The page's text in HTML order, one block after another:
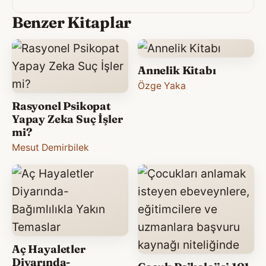
Benzer Kitaplar
Rasyonel Psikopat
Yapay Zeka Suç İşler
mi?
Mesut Demirbilek
Annelik Kitabı
Özge Yaka
Aç Hayaletler
Diyarında-